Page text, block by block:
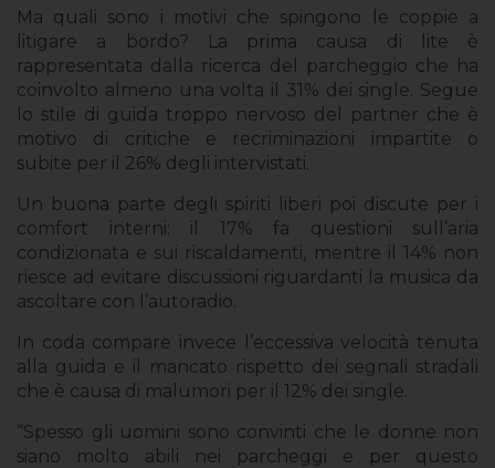
Ma quali sono i motivi che spingono le coppie a
litigare a bordo? La prima causa di lite è
rappresentata dalla ricerca del parcheggio che ha
coinvolto almeno una volta il 31% dei single. Segue
lo stile di guida troppo nervoso del partner che è
motivo di critiche e recriminazioni impartite o
subite per il 26% degli intervistati.
Un buona parte degli spiriti liberi poi discute per i
comfort interni: il 17% fa questioni sull’aria
condizionata e sui riscaldamenti, mentre il 14% non
riesce ad evitare discussioni riguardanti la musica da
ascoltare con l’autoradio.
In coda compare invece l’eccessiva velocità tenuta
alla guida e il mancato rispetto dei segnali stradali
che è causa di malumori per il 12% dei single.
“Spesso gli uomini sono convinti che le donne non
siano molto abili nei parcheggi e per questo